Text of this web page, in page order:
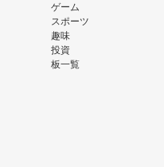
ゲーム
スポーツ
趣味
投資
板一覧